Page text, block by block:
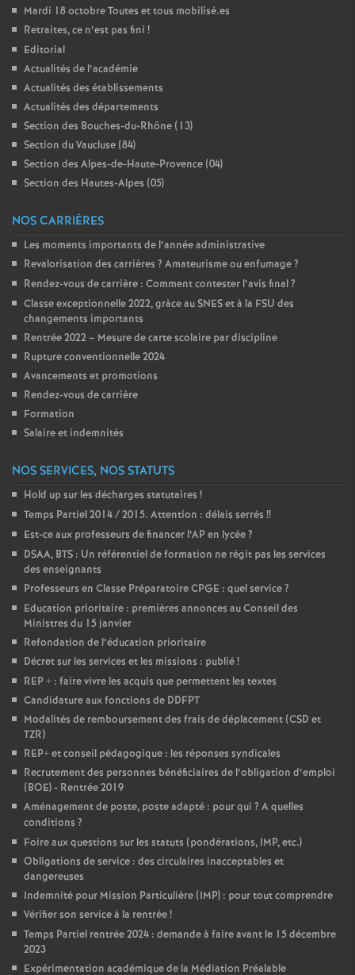
Mardi 18 octobre Toutes et tous mobilisé.es
Retraites, ce n’est pas fini !
Editorial
Actualités de l’académie
Actualités des établissements
Actualités des départements
Section des Bouches-du-Rhône (13)
Section du Vaucluse (84)
Section des Alpes-de-Haute-Provence (04)
Section des Hautes-Alpes (05)
NOS CARRIÈRES
Les moments importants de l’année administrative
Revalorisation des carrières ? Amateurisme ou enfumage?
Rendez-vous de carrière : Comment contester l’avis final?
Classe exceptionnelle 2022, gràce au SNES et à la FSU des
changements importants
Rentrée 2022 – Mesure de carte scolaire par discipline
Rupture conventionnelle 2024
Avancements et promotions
Rendez-vous de carrière
Formation
Salaire et indemnités
NOS SERVICES, NOS STATUTS
Hold up sur les décharges statutaires !
Temps Partiel 2014 / 2015. Attention : délais serrés !!
Est-ce aux professeurs de financer l’AP en lycée?
DSAA, BTS : Un référentiel de formation ne régit pas les services
des enseignants
Professeurs en Classe Préparatoire CPGE : quel service?
Education prioritaire : premières annonces au Conseil des
Ministres du 15 janvier
Refondation de l’éducation prioritaire
Décret sur les services et les missions : publié!
REP + : faire vivre les acquis que permettent les textes
Candidature aux fonctions de DDFPT
Modalités de remboursement des frais de déplacement (CSD et
TZR)
REP+ et conseil pédagogique : les réponses syndicales
Recrutement des personnes bénéficiaires de l’obligation d’emploi
(BOE) - Rentrée 2019
Aménagement de poste, poste adapté : pour qui ? A quelles
conditions ?
Foire aux questions sur les statuts (pondérations, IMP, etc.)
Obligations de service : des circulaires inacceptables et
dangereuses
Indemnité pour Mission Particulière (IMP) : pour tout comprendre
Vérifier son service à la rentrée!
Temps Partiel rentrée 2024 : demande à faire avant le 15 décembre
2023
Expérimentation académique de la Médiation Préalable